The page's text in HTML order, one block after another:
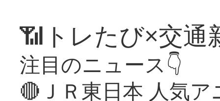
📶トレたび×交通
注目のニュース👇
🔴ＪＲ東日本 人気